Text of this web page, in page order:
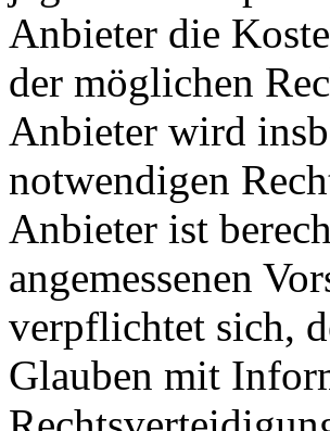
Anbieter die
der möglichen
Anbieter wird
notwendigen
Anbieter ist
angemessenen
verpflichtet sich,
Glauben mit